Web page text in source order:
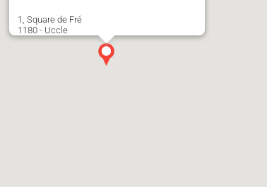
1, Square de Fré
1180 - Uccle